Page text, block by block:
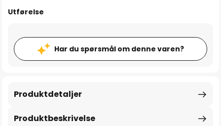
Utførelse
Har du spørsmål om denne varen?
Produktbeskrivelse
Produktdetaljer